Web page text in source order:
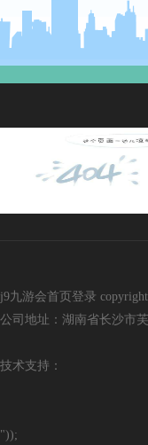
j9九游会首页登录
公司地址：湖南省长沙市
技术支持：
"));